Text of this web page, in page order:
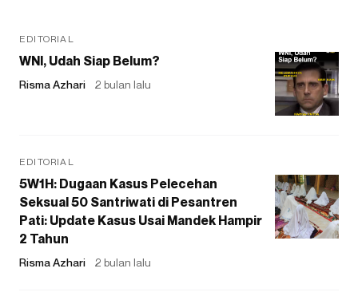
EDITORIAL
WNI, Udah Siap Belum?
Risma Azhari 2 bulan lalu
EDITORIAL
5W1H: Dugaan Kasus Pelecehan
Seksual 50 Santriwati di Pesantren
Pati: Update Kasus Usai Mandek Hampir
2 Tahun
Risma Azhari 2 bulan lalu